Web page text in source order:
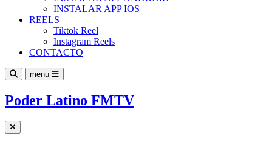
INSTALAR APP IOS
REELS
Tiktok Reel
Instagram Reels
CONTACTO
menu
Poder Latino FMTV